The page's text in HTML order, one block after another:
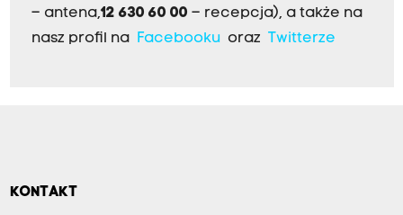
– antena,12 630 60 00 – recepcja), a także na
nasz profil na
Facebookuoraz Twitterze
KONTAKT